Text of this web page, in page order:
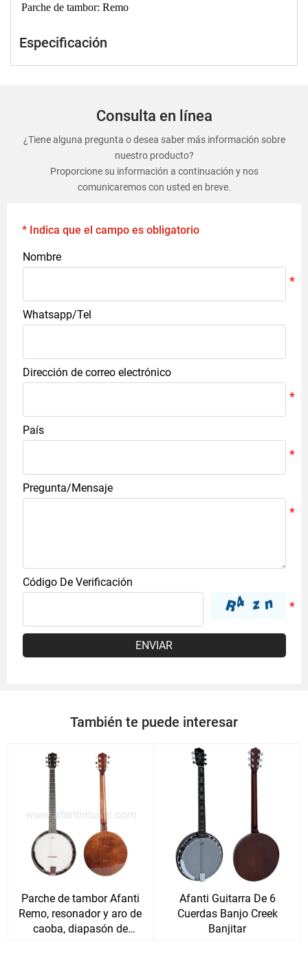
Parche de tambor: Remo
Especificación
Consulta en línea
¿Tiene alguna pregunta o desea saber más información sobre
nuestro producto?
Proporcione su información a continuación y nos
comunicaremos con usted en breve.
* Indica que el campo es obligatorio
Nombre
Whatsapp/Tel
Dirección de correo electrónico
País
Pregunta/Mensaje
Código De Verificación
ENVIAR
También te puede interesar
Parche de tambor Afanti
Remo, resonador y aro de
caoba, diapasón de
Afanti Guitarra De 6
Cuerdas Banjo Creek
Banjitar